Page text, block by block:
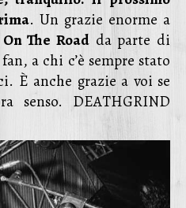
. Un grazie enorme a
The Roadda parte di
a chi c’è sempre stato
È anche grazie a voi se
senso. DEATHGRIND